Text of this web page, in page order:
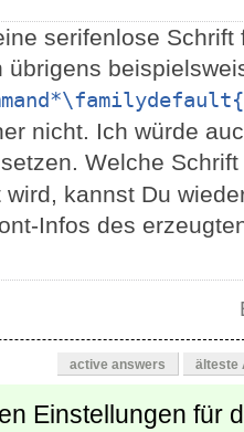
serifenlose
übrigens
nicht. Ich würde
Welche
wird, kannst Du
Infos des
active answers älteste
Einstellungen für